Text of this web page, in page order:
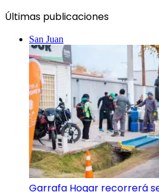
Últimas publicaciones
San Juan
Garrafa Hogar recorrerá